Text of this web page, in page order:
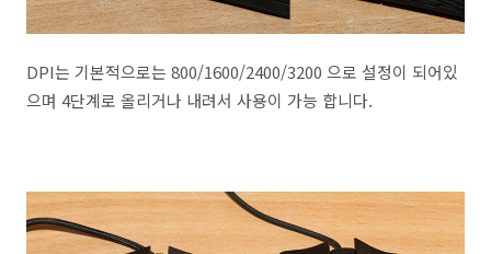
DPI는 기본적으로는 800/1600/2400/3200 으로 설정이 되어있
으며 4단계로 올리거나 내려서 사용이 가능 합니다.